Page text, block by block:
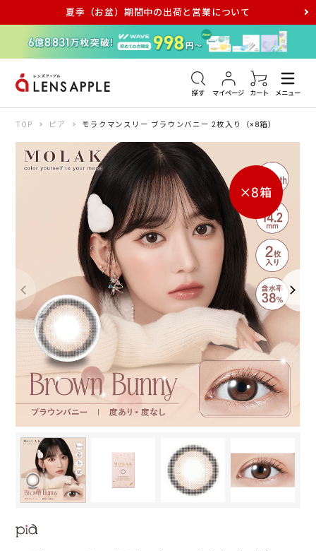
夏季（お盆）期間中の出荷と営業について
探す マイページ カート メニュー
アキュビュー メダリスト メガネ
TOP ピア モラクマンスリー ブラウンバニー 2枚入り（×8箱）